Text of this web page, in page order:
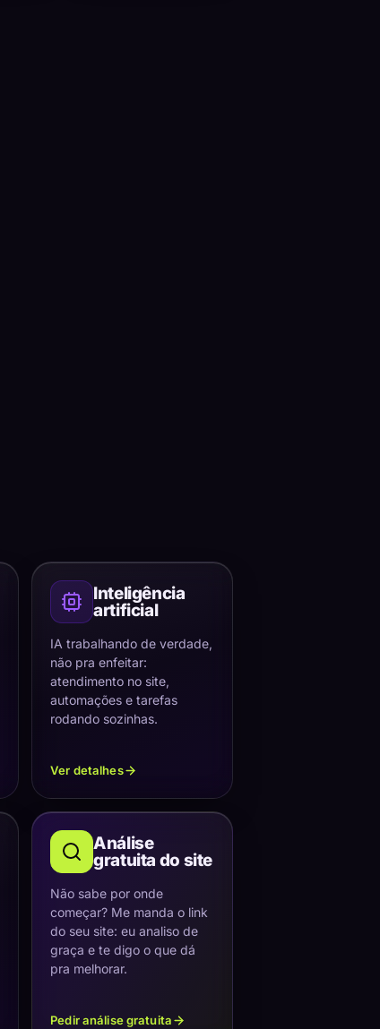
Inteligência
artificial
IA trabalhando de verdade,
não pra enfeitar:
atendimento no site,
automações e tarefas
rodando sozinhas.
Ver detalhes
Análise
gratuita do site
Não sabe por onde
começar? Me manda o link
do seu site: eu analiso de
graça e te digo o que dá
pra melhorar.
Pedir análise gratuita